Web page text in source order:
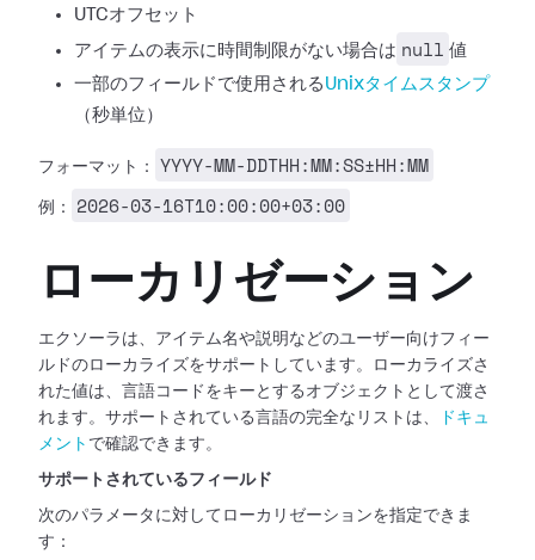
UTCオフセット
アイテムの表示に時間制限がない場合は null 値
一部のフィールドで使用される Unixタイムスタンプ
（秒単位）
フォーマット： YYYY-MM-DDTHH:MM:SS±HH:MM
例： 2026-03-16T10:00:00+03:00
ローカリゼーション
エクソーラは、アイテム名や説明などのユーザー向けフィー
ルドのローカライズをサポートしています。ローカライズさ
れた値は、言語コードをキーとするオブジェクトとして渡さ
れます。サポートされている言語の完全なリストは、
ドキュ
メント で確認できます。
サポートされているフィールド
次のパラメータに対してローカリゼーションを指定できま
す：